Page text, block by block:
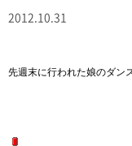
2012.10.31
先週末に行われた娘のダン